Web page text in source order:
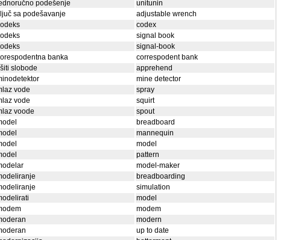
podešenje
unitunin
sa podešavanje
adjustable wrench
codex
signal book
signal-book
banka
correspodent bank
slobode
apprehend
mine detector
vode
spray
vode
squirt
voode
spout
breadboard
mannequin
model
pattern
model-maker
breadboarding
simulation
model
modem
modern
up to date